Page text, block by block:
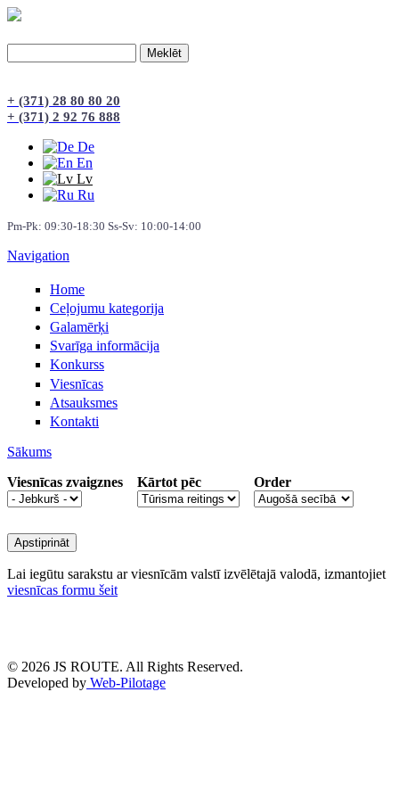
+ (371) 28 80 80 20
+ (371) 2 92 76 888
De
En
Lv
Ru
Pm-Pk: 09:30-18:30 Ss-Sv: 10:00-14:00
Navigation
Home
Сeļojumu kategorija
Galamērķi
Svarīga informācija
Konkurss
Viesnīcas
Atsauksmes
Kontakti
Jūs atrodaties šeit
Sākums
Viesnīcas zvaigznes
Kārtot pēc Order
Lai iegūtu sarakstu ar viesnīcām valstī izvēlētajā valodā, izmantojiet
viesnīcas formu šeit
© 2026 JS ROUTE. All Rights Reserved.
Developed by Web-Pilotage